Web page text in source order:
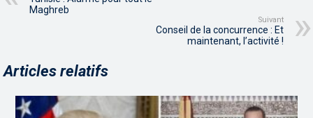
Maghreb
Suivant
Conseil de la concurrence : Et
maintenant, l’activité !
Articles relatifs